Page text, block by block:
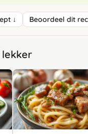
↓ Beoordeel dit
lekker